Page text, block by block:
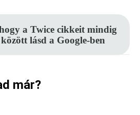
a Twice cikkeit mindig
lásd a Google-ben
már?